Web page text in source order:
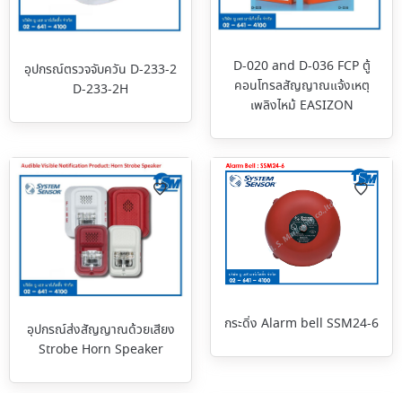
อุปกรณ์ตรวจจับควัน D-233-2
D-233-2H
D-020 and D-036 FCP ตู้
คอนโทรลสัญญาณแจ้งเหตุ
เพลิงไหม้ EASIZON
อุปกรณ์ส่งสัญญาณด้วยเสียง
Strobe Horn Speaker
กระดิ่ง Alarm bell SSM24-6